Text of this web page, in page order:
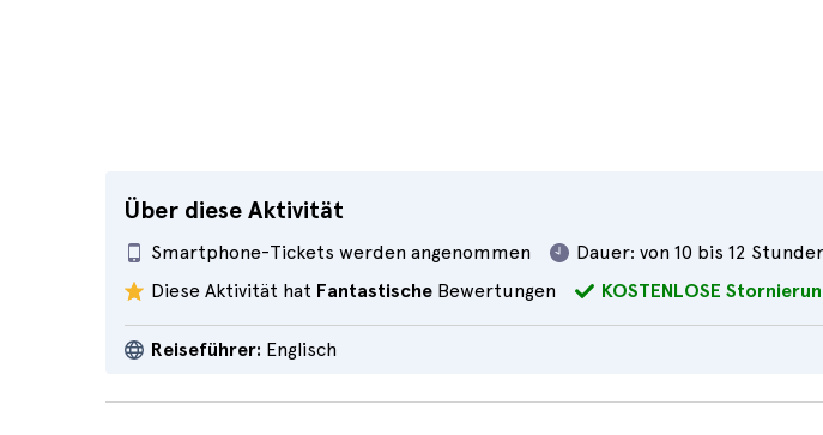
Über diese Aktivität
Smartphone-Tickets werden angenommen Dauer: von 10 bis 12
Diese Aktivität hat Fantastische Bewertungen KOSTENLOSE
Reiseführer: Englisch